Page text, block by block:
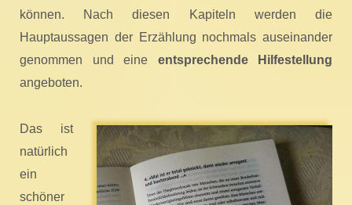
können. Nach diesen Kapiteln werden die
Hauptaussagen der Erzählung nochmals auseinander
genommen und eine entsprechende Hilfestellung
angeboten.
Das ist
natürlich
ein
schöner